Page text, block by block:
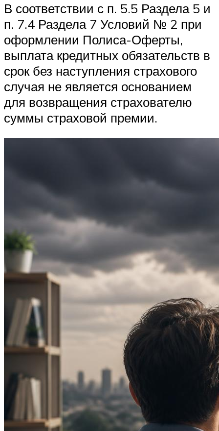
В соответствии с п. 5.5 Раздела 5 и
п. 7.4 Раздела 7 Условий № 2 при
оформлении Полиса-Оферты,
выплата кредитных обязательств в
срок без наступления страхового
случая не является основанием
для возвращения страхователю
суммы страховой премии.